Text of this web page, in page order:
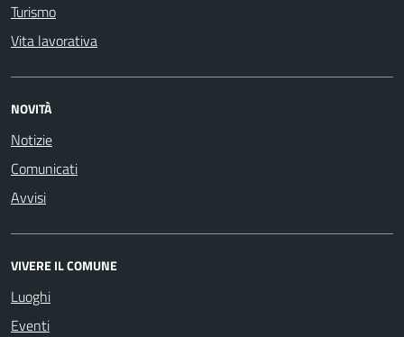
Turismo
Vita lavorativa
NOVITÀ
Notizie
Comunicati
Avvisi
VIVERE IL COMUNE
Luoghi
Eventi